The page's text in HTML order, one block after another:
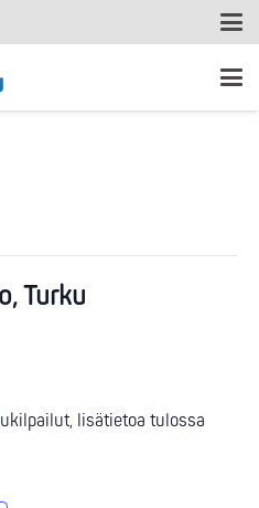
Turku
lisätietoa tulossa